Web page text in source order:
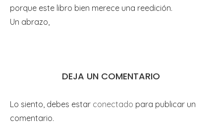
porque este libro bien merece una reedición.
Un abrazo,
DEJA UN COMENTARIO
Lo siento, debes estar conectado para publicar un
comentario.